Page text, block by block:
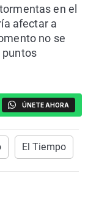
en el
afectar a
no se
puntos
ÚNETE AHORA
El Tiempo